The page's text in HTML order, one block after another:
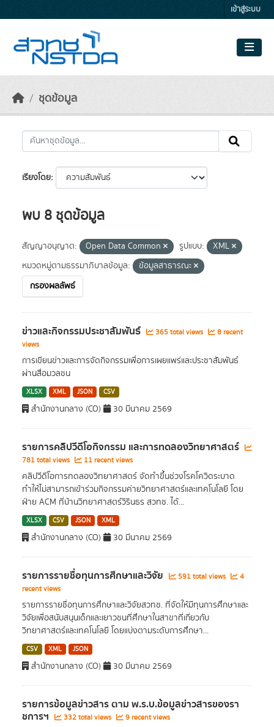
เข้าสู่ระบบ
ชุดข้อมูล
เรียงโดย
พบ 8 ชุดข้อมูล
สัญญาอนุญาต: Open Data Common รูปแบบ:
XML
หมวดหมู่ตามธรรมาภิบาลข้อมูล:
ข้อมูลสาธารณะ
กรองผลลัพธ์
ข่าวและกิจกรรมประชาสัมพันธ์ 365 total views
8 recent
views
การเขียนข่าวและการจัดกิจกรรมเพื่อการเผยแพร่และประชาสัมพันธ์
ผ่านสื่อมวลชน
XLSX XML JSON CSV
สำนักงานกลาง (CO) 30 มีนาคม 2569
รายการคลิปวีดีโอกิจกรรม และการทดลองวิทยาศาสตร์
781 total views 11 recent views
คลิปวีดีโอการทดลองวิทยาศาสตร์ จัดทำขึ้นช่วงโรคโควิดระบาด
ทำให้ไม่สามารถเข้าร่วมกิจกรรมค่ายวิทยาศาสตร์และเทคโนโลยี โดย
ฝ่าย ACM ที่บ้านวิทยาศาสตร์วิรินธร สวทช. ได้...
XLSX CSV JSON XML
สำนักงานกลาง (CO) 30 มีนาคม 2569
รายการรายชื่อทุนการศึกษาและวิจัย 591 total views
4
recent views
รายการรายชื่อทุนการศึกษาและวิจัยสวทช. ที่จัดให้มีทุนการศึกษาและ
วิจัยเพื่อสนับสนุนเด็กและเยาวชนที่ศึกษาในสาขาที่เกี่ยวกับ
วิทยาศาสตร์และเทคโนโลยี โดยแบ่งตามระดับการศึกษา...
CSV XML JSON
สำนักงานกลาง (CO) 30 มีนาคม 2569
รายการข้อมูลข่าวสาร ตาม พ.ร.บ.ข้อมูลข่าวสารของรา
ชการฯ 332 total views 9 recent views